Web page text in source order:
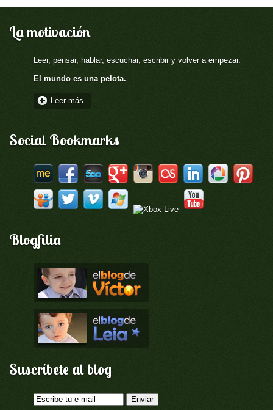
La motivación
Leer, pensar, hablar, escuchar, escribir y volver a empezar.
El mundo es una pelota.
Leer más
Social Bookmarks
Blogfilia
Suscríbete al blog